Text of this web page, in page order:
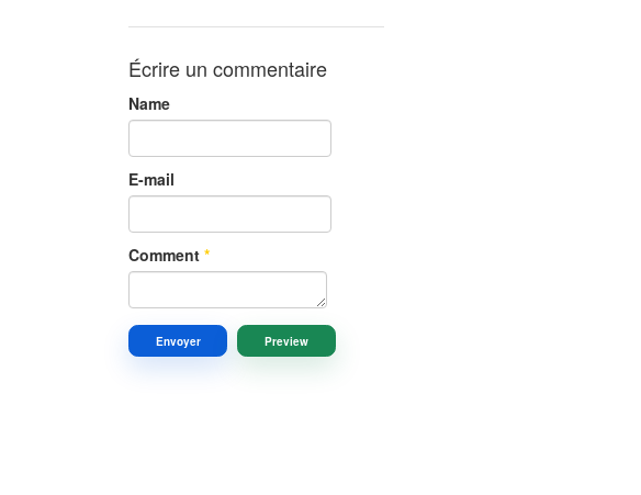
Écrire un commentaire
Name
E-mail
Comment *
Envoyer Preview